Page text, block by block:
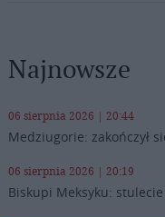
Najnowsze
06 sierpnia 2026 | 20:44
Medziugorie: zakończył
06 sierpnia 2026 | 20:19
Biskupi Meksyku: